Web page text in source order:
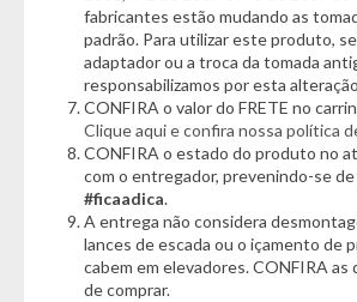
Garantia do Fornecedor: 3 meses.(Se
danificado/quebrado, o prazo para solicitar
dias corridos após a data da entrega)
fabricantes estão mudando as
padrão. Para utilizar este produto,
adaptador ou a troca da tomada
responsabilizamos por esta
CONFIRA o valor do FRETE no
Clique aqui e confira nossa política
CONFIRA o estado do produto no
com o entregador, prevenindo-se
#ficaadica.
A entrega não considera
lances de escada ou o içamento de
cabem em elevadores. CONFIRA as
de comprar.